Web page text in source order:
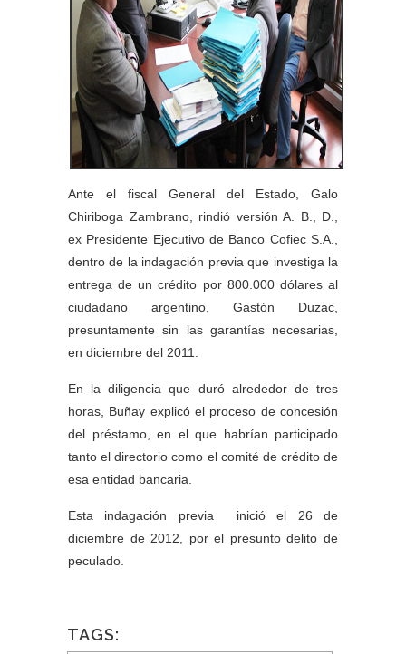
Ante el fiscal General del Estado, Galo
Chiriboga Zambrano, rindió versión A. B., D.,
ex Presidente Ejecutivo de Banco Cofiec S.A.,
dentro de la indagación previa que investiga la
entrega de un crédito por 800.000 dólares al
ciudadano argentino, Gastón Duzac,
presuntamente sin las garantías necesarias,
en diciembre del 2011.
En la diligencia que duró alrededor de tres
horas, Buñay explicó el proceso de concesión
del préstamo, en el que habrían participado
tanto el directorio como el comité de crédito de
esa entidad bancaria.
Esta indagación previa inició el 26 de
diciembre de 2012, por el presunto delito de
peculado.
TAGS: